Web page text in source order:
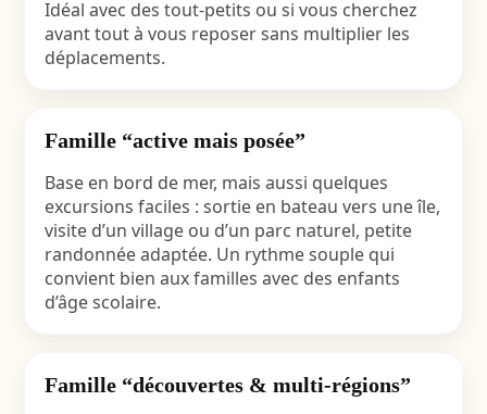
Idéal avec des tout-petits ou si vous cherchez
avant tout à vous reposer sans multiplier les
déplacements.
Famille “active mais posée”
Base en bord de mer, mais aussi quelques
excursions faciles : sortie en bateau vers une île,
visite d’un village ou d’un parc naturel, petite
randonnée adaptée. Un rythme souple qui
convient bien aux familles avec des enfants
d’âge scolaire.
Famille “découvertes & multi-régions”